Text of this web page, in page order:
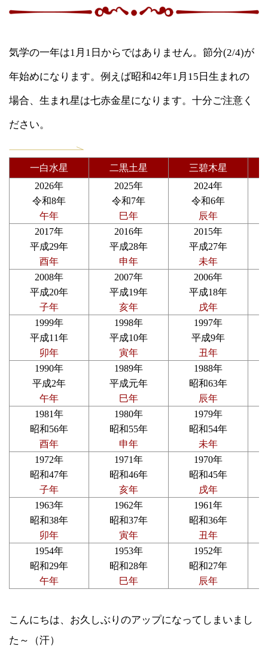
気学の一年は1月1日からではありません。節分(2/4)が
年始めになります。例えば昭和42年1月15日生まれの
場合、生まれ星は七赤金星になります。十分ご注意く
ださい。
一白水星 二黒土星
三碧木星
2026年
令和8年
午年
2025年
令和7年
巳年
2024年
令和6年
辰年
2017年
平成29年
酉年
2016年
平成28年
申年
2015年
平成27年
未年
2008年
平成20年
子年
2007年
平成19年
亥年
2006年
平成18年
戌年
1999年
平成11年
卯年
1998年
平成10年
寅年
1997年
平成9年
丑年
1990年
平成2年
午年
1989年
平成元年
巳年
1988年
昭和63年
辰年
1981年
昭和56年
酉年
1980年
昭和55年
申年
1979年
昭和54年
未年
1972年
昭和47年
子年
1971年
昭和46年
亥年
1970年
昭和45年
戌年
1963年
昭和38年
卯年
1962年
昭和37年
寅年
1961年
昭和36年
丑年
1954年
昭和29年
午年
1953年
昭和28年
巳年
1952年
昭和27年
辰年
こんにちは、お久しぶりのアップになってしまいまし
た～（汗）